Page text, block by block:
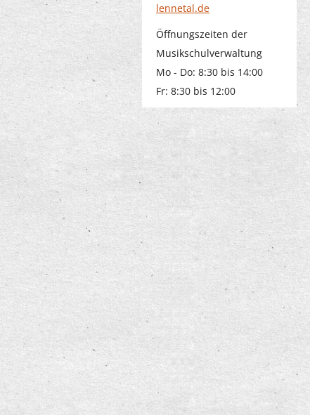
lennetal.de
Öffnungszeiten der
Musikschulverwaltung
Mo - Do: 8:30 bis 14:00
Fr: 8:30 bis 12:00